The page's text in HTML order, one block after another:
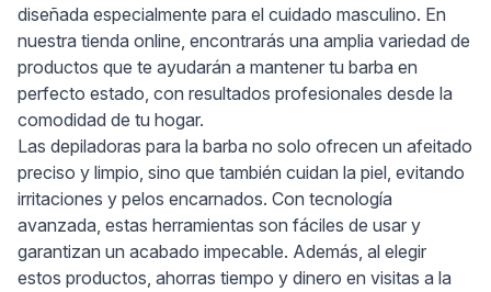
diseñada especialmente para el cuidado masculino. En
nuestra tienda online, encontrarás una amplia variedad de
productos que te ayudarán a mantener tu barba en
perfecto estado, con resultados profesionales desde la
comodidad de tu hogar.
Las depiladoras para la barba no solo ofrecen un afeitado
preciso y limpio, sino que también cuidan la piel, evitando
irritaciones y pelos encarnados. Con tecnología
avanzada, estas herramientas son fáciles de usar y
garantizan un acabado impecable. Además, al elegir
estos productos, ahorras tiempo y dinero en visitas a la